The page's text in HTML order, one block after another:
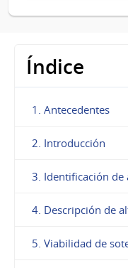
Índice
1. Antecedentes
2. Introducción
3. Identificación de
4. Descripción de
5. Viabilidad de